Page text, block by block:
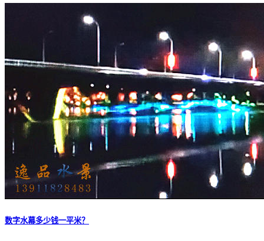
数字水幕多少钱一平米？